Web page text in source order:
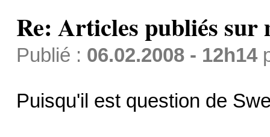
Re: Articles publiés sur
Publié : 06.02.2008 - 12h14
Puisqu'il est question de